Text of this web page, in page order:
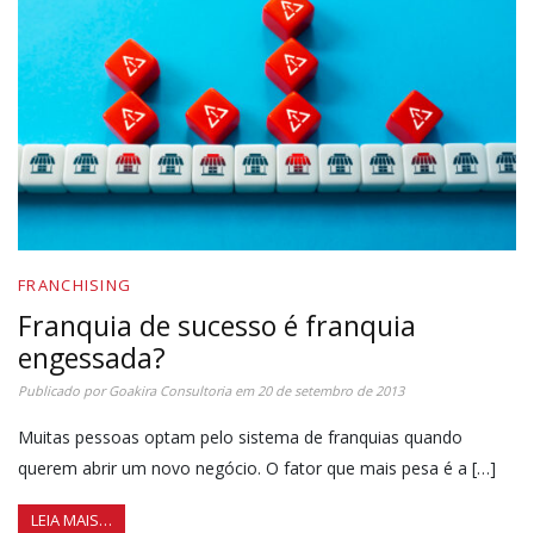
FRANCHISING
Franquia de sucesso é franquia
engessada?
Publicado porGoakira Consultoriaem20 de setembro de 2013
Muitas pessoas optam pelo sistema de franquias quando
querem abrir um novo negócio. O fator que mais pesa é a […]
LEIA MAIS…